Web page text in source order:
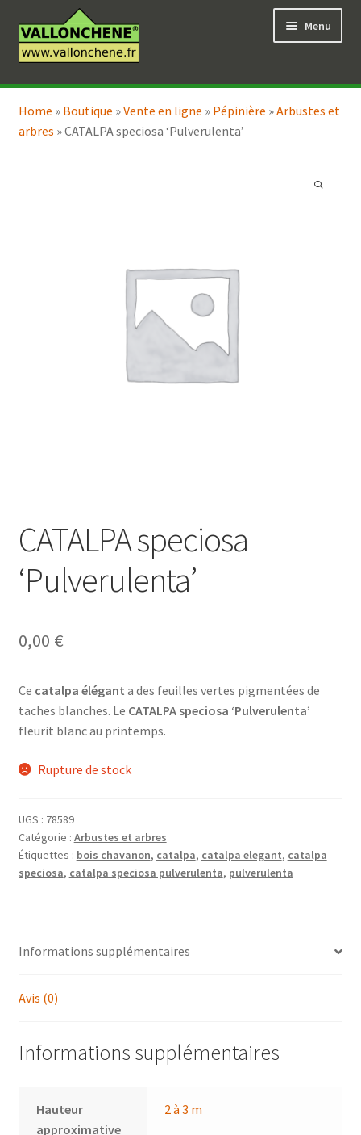
à
la
au
contenu
Menu
Vente en ligne
menu
Coaching pour le jardin
Ouvrir
Home » Boutique »Vente en ligne » Pépinière »Arbustes et
arbres »CATALPA speciosa ‘Pulverulenta’
CATALPA speciosa
‘Pulverulenta’
0,00 €
Ce catalpa élégant a des feuilles vertes pigmentées de
taches blanches. Le CATALPA speciosa ‘Pulverulenta’
fleurit blanc au printemps.
Rupture de stock
UGS : 78589
Catégorie : Arbustes et arbres
Étiquettes : bois chavanon, catalpa, catalpa elegant, catalpa
speciosa, catalpa speciosa pulverulenta, pulverulenta
Informations supplémentaires
Avis (0)
Informations supplémentaires
Hauteur
approximative
2 à 3 m